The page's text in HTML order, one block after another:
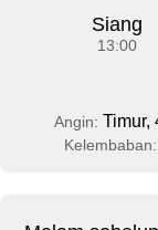
Siang
13:00
Angin: Timur,
Kelembaban: